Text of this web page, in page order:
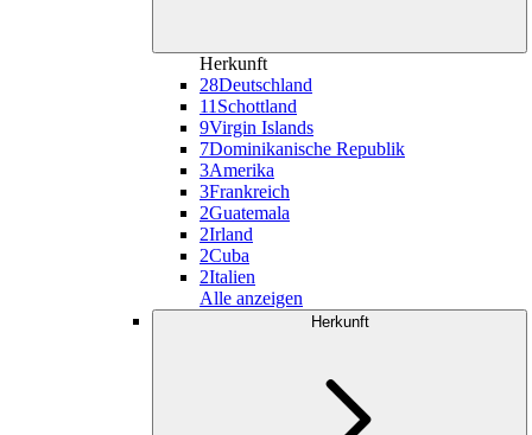
Herkunft
28Deutschland
11 Schottland
9Virgin Islands
7Dominikanische Republik
3Amerika
3Frankreich
2Guatemala
2Irland
2Cuba
2Italien
Alle anzeigen
Herkunft